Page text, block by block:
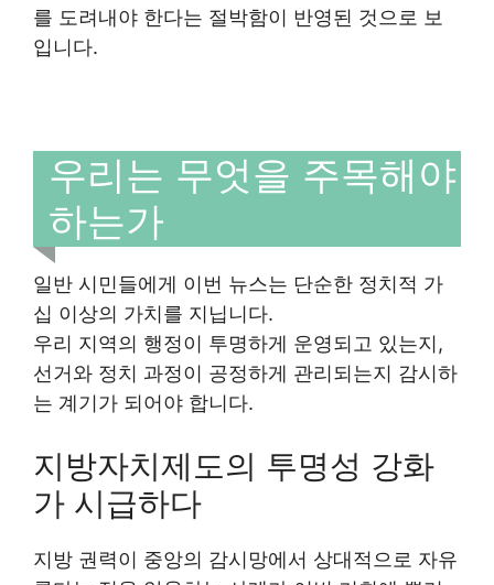
를 도려내야 한다는 절박함이 반영된 것으로 보
입니다.
우리는 무엇을 주목해야
하는가
일반 시민들에게 이번 뉴스는 단순한 정치적 가
십 이상의 가치를 지닙니다.
우리 지역의 행정이 투명하게 운영되고 있는지,
선거와 정치 과정이 공정하게 관리되는지 감시하
는 계기가 되어야 합니다.
지방자치제도의 투명성 강화
가 시급하다
지방 권력이 중앙의 감시망에서 상대적으로 자유